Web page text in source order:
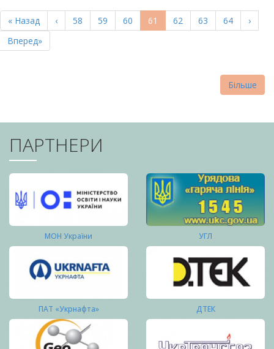
НА
СТОРІНКИ
Перша
сторінка
« Назад
Попередня
сторінка
‹ Page
58 Page
59 Page
60
Поточна
сторінка
61 Page
62 Page
63 Page
64
›
Остання
сторінка
Вперед»
Більше
ПАРТНЕРИ
МОН України УГЛ
ПАТ «Укрнафта» ДТЕК